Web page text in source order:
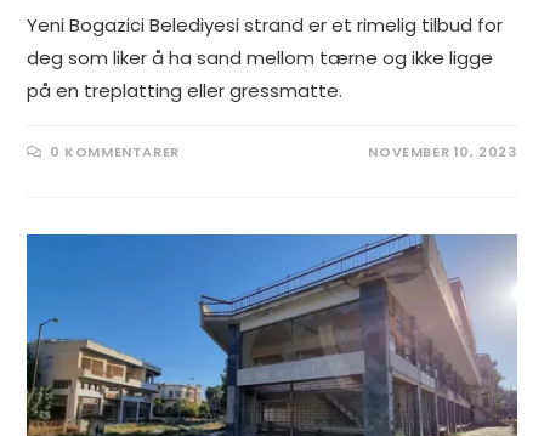
Yeni Bogazici Belediyesi strand er et rimelig tilbud for
deg som liker å ha sand mellom tærne og ikke ligge
på en treplatting eller gressmatte.
0 KOMMENTARER NOVEMBER 10, 2023